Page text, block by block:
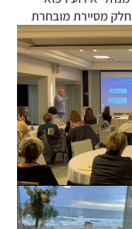
חלק מסיירת מובחרת